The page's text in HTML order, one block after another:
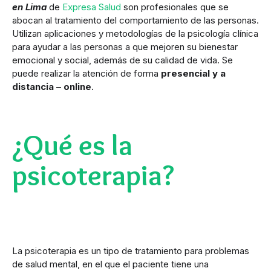
en Limade Expresa Salud son profesionales que se
abocan al tratamiento del comportamiento de las personas.
Utilizan aplicaciones y metodologías de la psicología clínica
para ayudar a las personas a que mejoren su bienestar
emocional y social, además de su calidad de vida. Se
puede realizar la atención de forma presencial y a
distancia – online.
¿Qué es la
psicoterapia?
La psicoterapia es un tipo de tratamiento para problemas
de salud mental, en el que el paciente tiene una